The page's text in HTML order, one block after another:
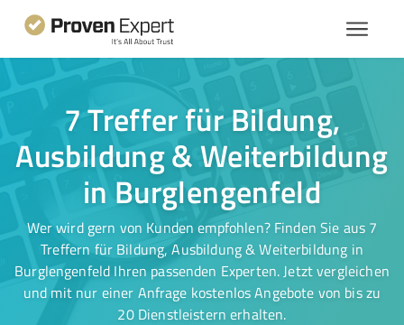
7 Treffer für Bildung,
Ausbildung & Weiterbildung
in Burglengenfeld
Wer wird gern von Kunden empfohlen? Finden Sie aus 7
Treffern für Bildung, Ausbildung & Weiterbildung in
Burglengenfeld Ihren passenden Experten. Jetzt vergleichen
und mit nur einer Anfrage kostenlos Angebote von bis zu
20 Dienstleistern erhalten.